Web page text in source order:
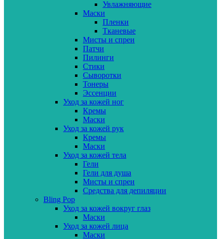
Увлажняющие
Маски
Пленки
Тканевые
Мисты и спреи
Патчи
Пилинги
Стики
Сыворотки
Тонеры
Эссенции
Уход за кожей ног
Кремы
Маски
Уход за кожей рук
Кремы
Маски
Уход за кожей тела
Гели
Гели для душа
Мисты и спреи
Средства для депиляции
Bling Pop
Уход за кожей вокруг глаз
Маски
Уход за кожей лица
Маски